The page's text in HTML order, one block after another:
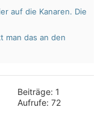
auf die Kanaren. Die
man das an den
Beiträge: 1
Aufrufe: 72